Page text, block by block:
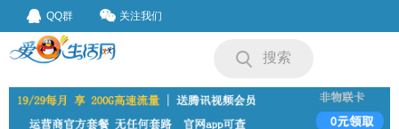
QQ群 关注我们
搜索